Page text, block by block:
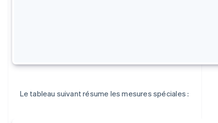
Le tableau suivant résume les mesures spéciales :